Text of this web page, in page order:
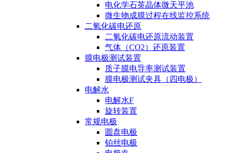
电化学石英晶体微天平池
微生物成膜过程在线监控系统
二氧化碳电还原
二氧化碳电还原流动装置
气体（CO2）还原装置
膜电极测试装置
质子膜电导率测试装置
膜电极测试夹具（四电极）
电解水
电解水F
旋转装置
常规电极
圆盘电极
铂丝电极